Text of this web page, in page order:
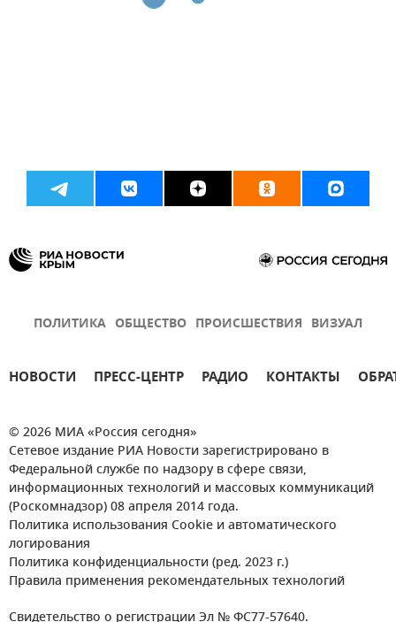
ПОЛИТИКА ОБЩЕСТВО ПРОИСШЕСТВИЯ ВИЗУАЛ
НОВОСТИ ПРЕСС-ЦЕНТР РАДИО КОНТАКТЫ
© 2026 МИА «Россия сегодня»
Сетевое издание РИА Новости зарегистрировано в
Федеральной службе по надзору в сфере связи,
информационных технологий и массовых коммуникаций
(Роскомнадзор) 08 апреля 2014 года.
Политика использования Cookie и автоматического
логирования
Политика конфиденциальности (ред. 2023 г.)
Правила применения рекомендательных технологий